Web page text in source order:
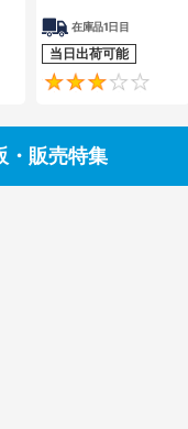
4.5
在庫品1日目
当日出荷可能
・販売特集